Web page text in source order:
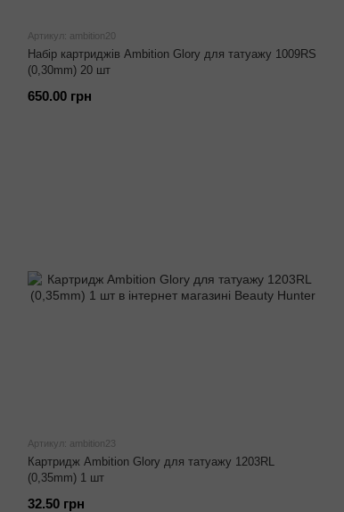
Артикул: ambition20
Набір картриджів Ambition Glory для татуажу 1009RS
(0,30mm) 20 шт
650.00 грн
Артикул: ambition23
Картридж Ambition Glory для татуажу 1203RL
(0,35mm) 1 шт
32.50 грн